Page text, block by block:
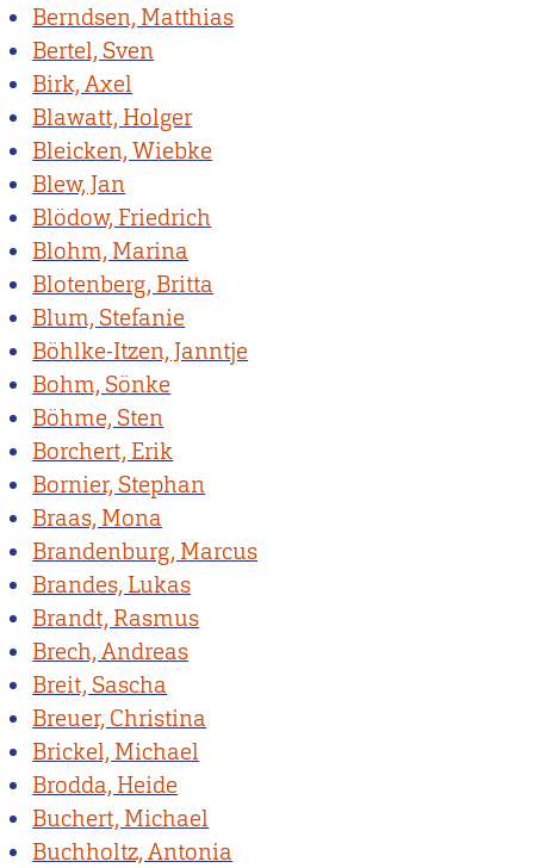
Berndsen, Matthias
Bertel, Sven
Birk, Axel
Blawatt, Holger
Bleicken, Wiebke
Blew, Jan
Blödow, Friedrich
Blohm, Marina
Blotenberg, Britta
Blum, Stefanie
Böhlke-Itzen, Janntje
Bohm, Sönke
Böhme, Sten
Borchert, Erik
Bornier, Stephan
Braas, Mona
Brandenburg, Marcus
Brandes, Lukas
Brandt, Rasmus
Brech, Andreas
Breit, Sascha
Breuer, Christina
Brickel, Michael
Brodda, Heide
Buchert, Michael
Buchholtz, Antonia